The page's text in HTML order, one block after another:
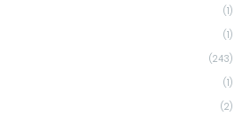
(1)
(1)
(243)
(1)
(2)